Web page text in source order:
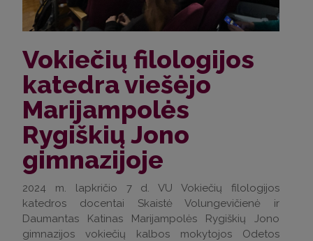
Vokiečių filologijos
katedra viešėjo
Marijampolės
Rygiškių Jono
gimnazijoje
2024 m. lapkričio 7 d. VU Vokiečių filologijos
katedros docentai Skaistė Volungevičienė ir
Daumantas Katinas Marijampolės Rygiškių Jono
gimnazijos vokiečių kalbos mokytojos Odetos